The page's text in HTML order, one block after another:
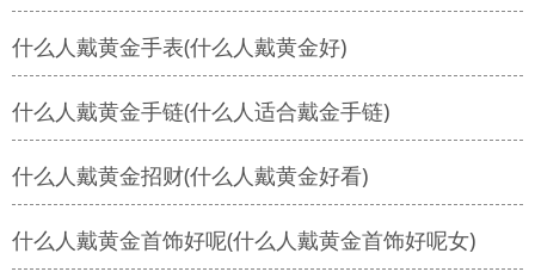
什么人戴黄金手表(什么人戴黄金好)
什么人戴黄金手链(什么人适合戴金手链)
什么人戴黄金招财(什么人戴黄金好看)
什么人戴黄金首饰好呢(什么人戴黄金首饰好呢女)